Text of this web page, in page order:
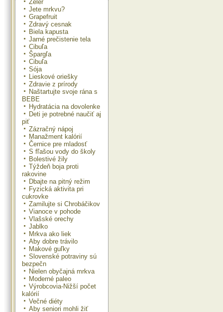
Zeler
Jete mrkvu?
Grapefruit
Zdravý cesnak
Biela kapusta
Jarné prečistenie tela
Cibuľa
Špargľa
Cibuľa
Sója
Lieskové oriešky
Zdravie z prírody
Naštartujte svoje rána s
BEBE
Hydratácia na dovolenke
Deti je potrebné naučiť aj
piť
Zázračný nápoj
Manažment kalórií
Černice pre mladosť
S fľašou vody do školy
Bolestivé žily
Týždeň boja proti
rakovine
Dbajte na pitný režim
Fyzická aktivita pri
cukrovke
Zamilujte si Chrobáčikov
Vianoce v pohode
Vlašské orechy
Jablko
Mrkva ako liek
Aby dobre trávilo
Makové guľky
Slovenské potraviny sú
bezpečn
Nielen obyčajná mrkva
Moderné paleo
Výrobcovia-Nižší počet
kalórií
Večné diéty
Aby seniori mohli žiť